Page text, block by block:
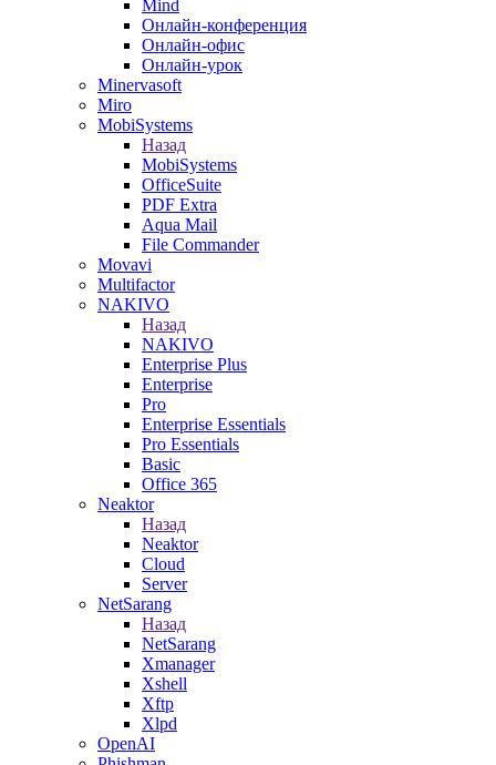
Mind
Онлайн-конференция
Онлайн-офис
Онлайн-урок
Minervasoft
Miro
MobiSystems
Назад
MobiSystems
OfficeSuite
PDF Extra
Aqua Mail
File Commander
Movavi
Multifactor
NAKIVO
Назад
NAKIVO
Enterprise Plus
Enterprise
Pro
Enterprise Essentials
Pro Essentials
Basic
Office 365
Neaktor
Назад
Neaktor
Cloud
Server
NetSarang
Назад
NetSarang
Xmanager
Xshell
Xftp
Xlpd
OpenAI